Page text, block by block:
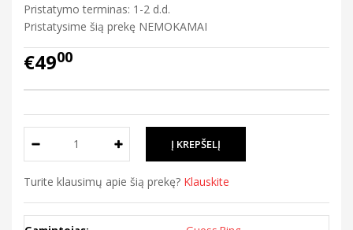
Pristatymo terminas: 1-2 d.d.
Pristatysime šią prekę NEMOKAMAI
€4900
Turite klausimų apie šią prekę? Klauskite